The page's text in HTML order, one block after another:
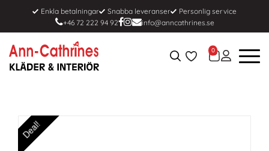
+46 72 222 94 92
Enkla betalningar Snabba leveranser
Personlig service
info@anncathrines.se
0
Deal!